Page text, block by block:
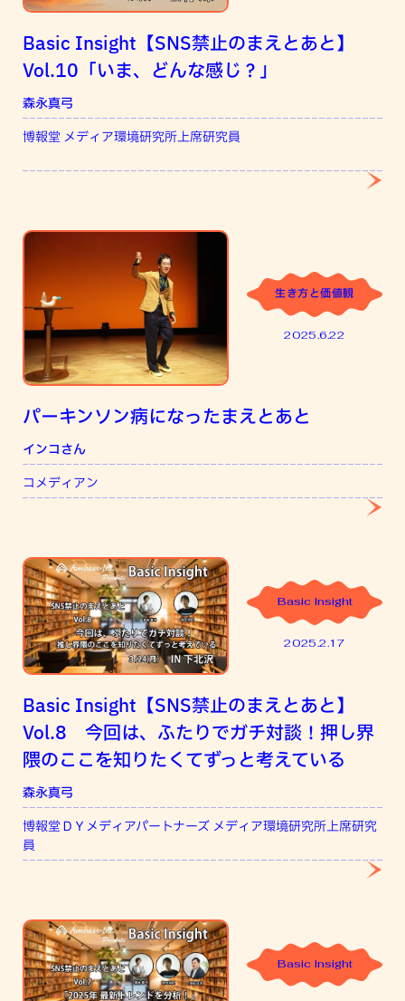
Basic Insight【SNS禁止のまえとあと】
Vol.10「いま、どんな感じ？」
森永真弓
博報堂 メディア環境研究所上席研究員
生き方と価値観
2025.6.22
パーキンソン病になったまえとあと
インコさん
コメディアン
Basic Insight
2025.2.17
Basic Insight【SNS禁止のまえとあと】
Vol.8 今回は、ふたりでガチ対談！押し界
隈のここを知りたくてずっと考えている
森永真弓
博報堂ＤＹメディアパートナーズ メディア環境研究所上席研究
員
Basic Insight